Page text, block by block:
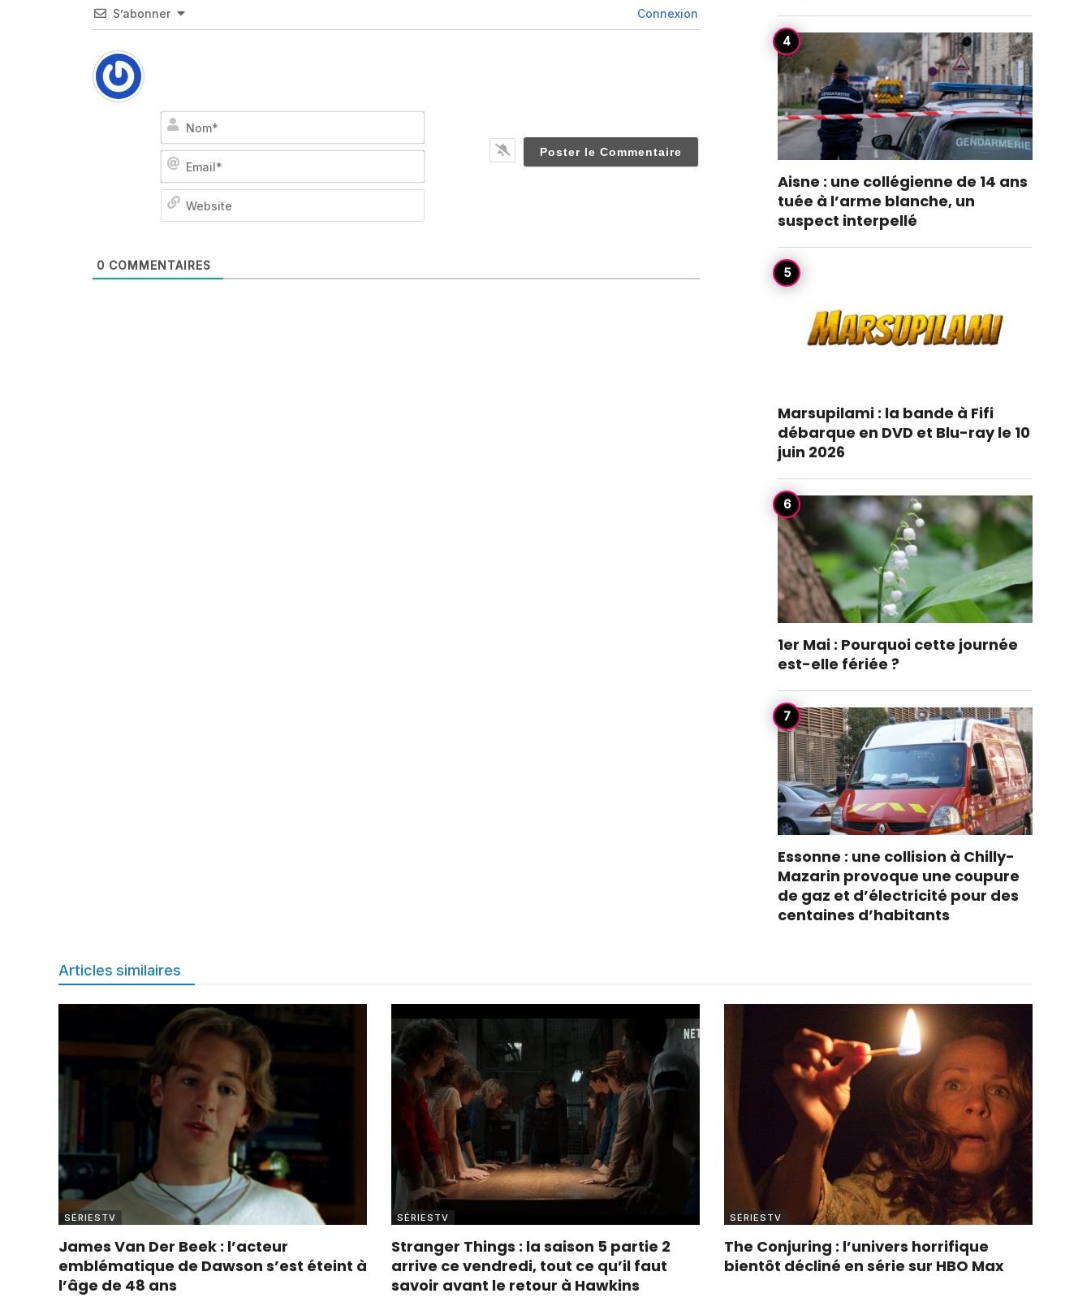
S’abonner Connexion
Nom*
Email*
Website
0 COMMENTAIRES
Aisne : une collégienne de 14 ans
tuée à l’arme blanche, un
suspect interpellé
Marsupilami : la bande à Fifi
débarque en DVD et Blu-ray le 10
juin 2026
1er Mai : Pourquoi cette journée
est-elle fériée ?
Essonne : une collision à Chilly-
Mazarin provoque une coupure
de gaz et d’électricité pour des
centaines d’habitants
Articles similaires
SÉRIESTV
James Van Der Beek : l’acteur
emblématique de Dawson s’est éteint à
l’âge de 48 ans
SÉRIESTV
Stranger Things : la saison 5 partie 2
arrive ce vendredi, tout ce qu’il faut
savoir avant le retour à Hawkins
SÉRIESTV
The Conjuring : l’univers horrifique
bientôt décliné en série sur HBO Max